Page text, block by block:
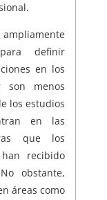
ampliamente
definir
en los
son menos
los estudios
en las
que los
recibido
obstante,
áreas como